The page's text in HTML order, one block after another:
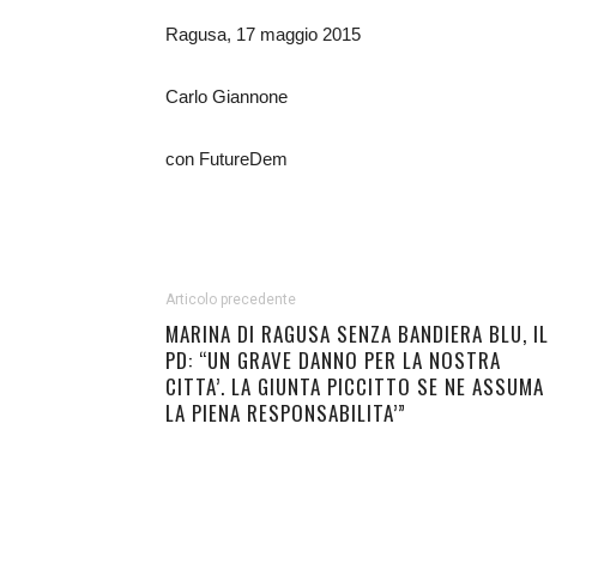
Ragusa, 17 maggio 2015
Carlo Giannone
con FutureDem
Articolo precedente
MARINA DI RAGUSA SENZA BANDIERA BLU, IL
PD: “UN GRAVE DANNO PER LA NOSTRA
CITTA’. LA GIUNTA PICCITTO SE NE ASSUMA
LA PIENA RESPONSABILITA’”